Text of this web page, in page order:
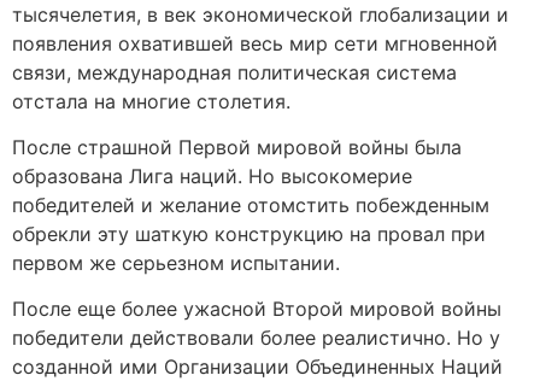
тысячелетия, в век экономической глобализации и
появления охватившей весь мир сети мгновенной
связи, международная политическая система
отстала на многие столетия.
После страшной Первой мировой войны была
образована Лига наций. Но высокомерие
победителей и желание отомстить побежденным
обрекли эту шаткую конструкцию на провал при
первом же серьезном испытании.
После еще более ужасной Второй мировой войны
победители действовали более реалистично. Но у
созданной ими Организации Объединенных Наций